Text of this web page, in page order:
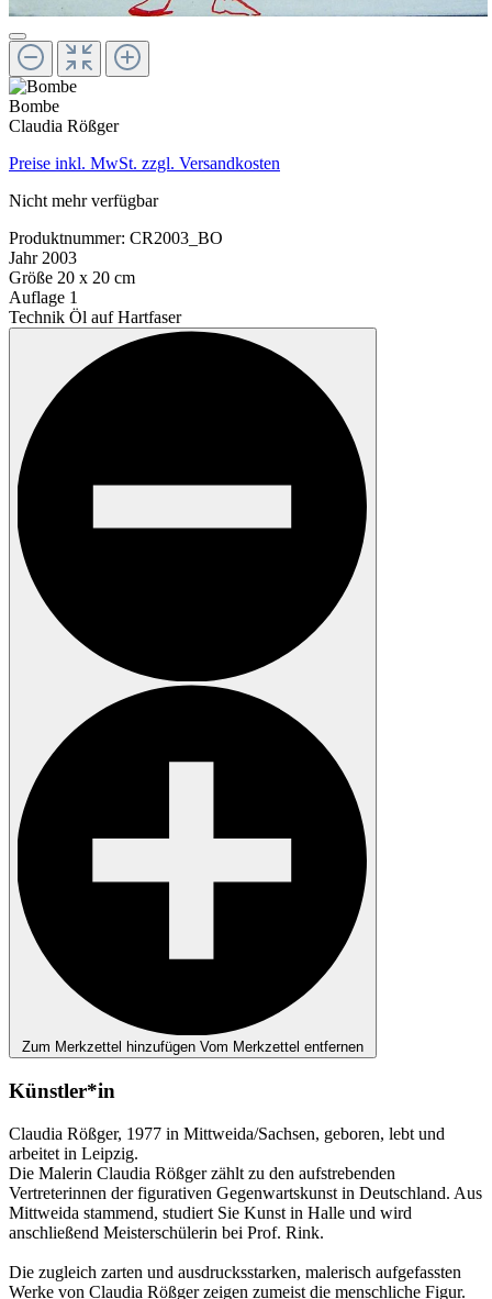
Bombe
Claudia Rößger
Preise inkl. MwSt. zzgl. Versandkosten
Nicht mehr verfügbar
Produktnummer: CR2003_BO
Jahr 2003
Größe 20 x 20 cm
Auflage 1
Technik Öl auf Hartfaser
Zum Merkzettel hinzufügen Vom Merkzettel entfernen
Künstler*in
Claudia Rößger, 1977 in Mittweida/Sachsen, geboren, lebt und
arbeitet in Leipzig.
Die Malerin Claudia Rößger zählt zu den aufstrebenden
Vertreterinnen der figurativen Gegenwartskunst in Deutschland. Aus
Mittweida stammend, studiert Sie Kunst in Halle und wird
anschließend Meisterschülerin bei Prof. Rink.
Die zugleich zarten und ausdrucksstarken, malerisch aufgefassten
Werke von Claudia Rößger zeigen zumeist die menschliche Figur.